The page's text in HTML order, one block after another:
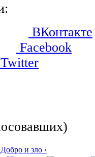
ВКонтакте
Facebook
Twitter
Добро и зло ›